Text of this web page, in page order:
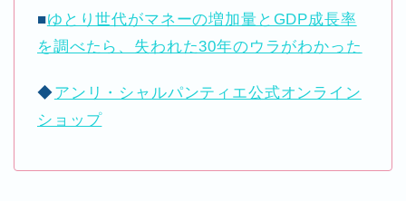
■ゆとり世代がマネーの増加量とGDP成長率
を調べたら、失われた30年のウラがわかった
◆アンリ・シャルパンティエ公式オンライン
ショップ